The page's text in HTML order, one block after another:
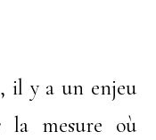
il y a un enjeu
la mesure où